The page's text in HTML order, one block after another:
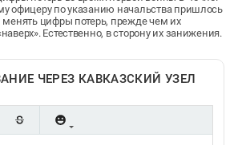
офицеру по указанию начальства пришлось
менять цифры потерь, прежде чем их
Естественно, в сторону их занижения.
ЧЕРЕЗ КАВКАЗСКИЙ УЗЕЛ